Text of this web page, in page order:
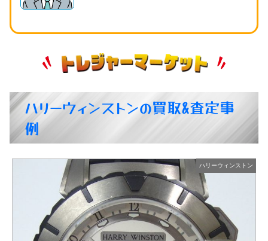
ハリーウィンストンの買取&査定事
例
ハリーウィンストン